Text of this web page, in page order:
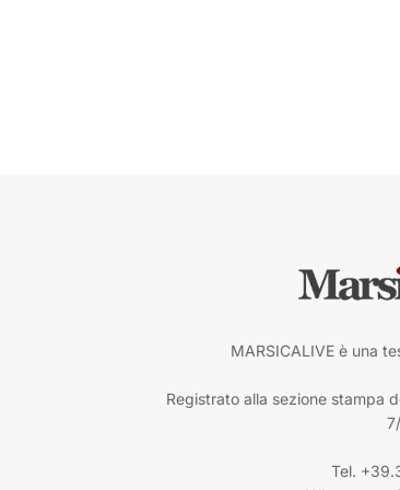
MARSICALIVE è una
Registrato alla sezione stampa
Tel.